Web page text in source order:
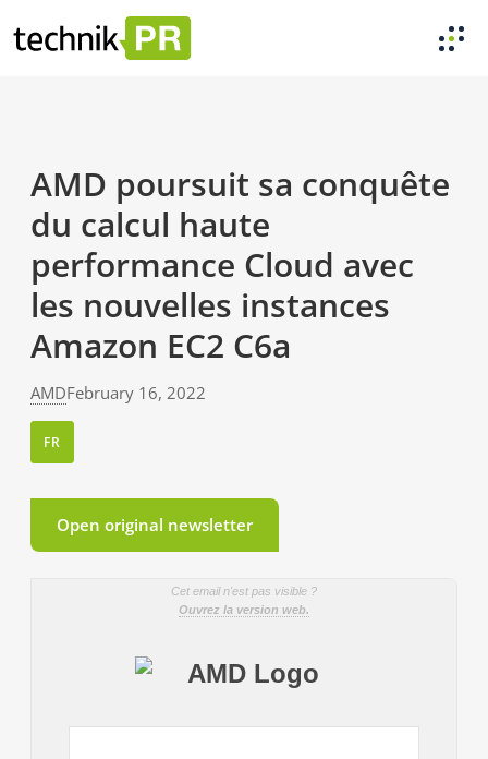
AMD poursuit sa conquête
du calcul haute
performance Cloud avec
les nouvelles instances
Amazon EC2 C6a
AMDFebruary 16, 2022
FR
Open original newsletter